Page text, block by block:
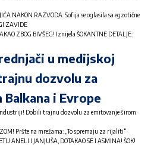
NAKON RAZVODA: Sofija se oglasila sa egzotične
ZAVIDE
ZBOG BIVŠEG! Iznijela ŠOKANTNE DETALJE:
u medijskoj
dozvolu za
i Evrope
Dobili trajnu dozvolu za emitovanje širom
Pršte na mrežama: „To spremaju za rijaliti“
ANELI I JANJUŠA, DOTAKAO SE I ASMINA! ŠOK!